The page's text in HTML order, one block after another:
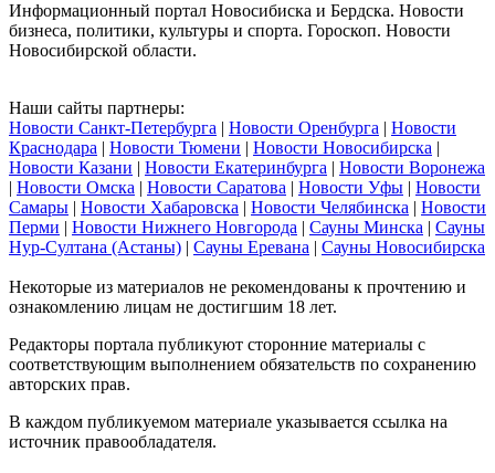
Информационный портал Новосибиска и Бердска. Новости
бизнеса, политики, культуры и спорта. Гороскоп. Новости
Новосибирской области.
Наши сайты партнеры:
Новости Санкт-Петербурга | Новости Оренбурга | Новости
Краснодара | Новости Тюмени | Новости Новосибирска |
Новости Казани | Новости Екатеринбурга | Новости Воронежа
| Новости Омска | Новости Саратова | Новости Уфы | Новости
Самары | Новости Хабаровска | Новости Челябинска | Новости
Перми | Новости Нижнего Новгорода | Сауны Минска | Сауны
Нур-Султана (Астаны) | Сауны Еревана | Сауны Новосибирска
Некоторые из материалов не рекомендованы к прочтению и
ознакомлению лицам не достигшим 18 лет.
Редакторы портала публикуют сторонние материалы с
соответствующим выполнением обязательств по сохранению
авторских прав.
В каждом публикуемом материале указывается ссылка на
источник правообладателя.